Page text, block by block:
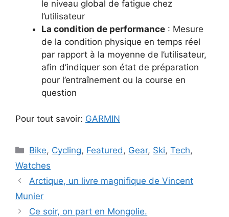
le niveau global de fatigue chez
l’utilisateur
La condition de performance : Mesure
de la condition physique en temps réel
par rapport à la moyenne de l’utilisateur,
afin d’indiquer son état de préparation
pour l’entraînement ou la course en
question
Pour tout savoir: GARMIN
Catégories
Bike, Cycling, Featured , Gear, Ski,Tech,
Watches
Arctique, un livre magnifique de Vincent
Munier
Ce soir, on part en Mongolie.